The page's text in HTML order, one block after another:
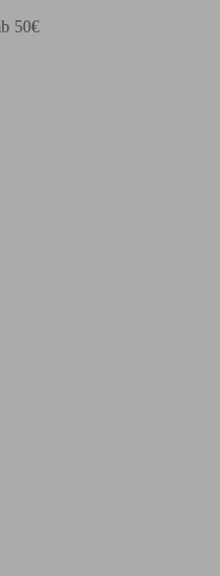
50€